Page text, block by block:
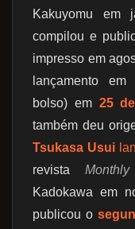
Kakuyomu em
compilou e
impresso em
lançamento em
bolso) em 25
também deu
Tsukasa Usui
revista
Kadokawa em
publicou o